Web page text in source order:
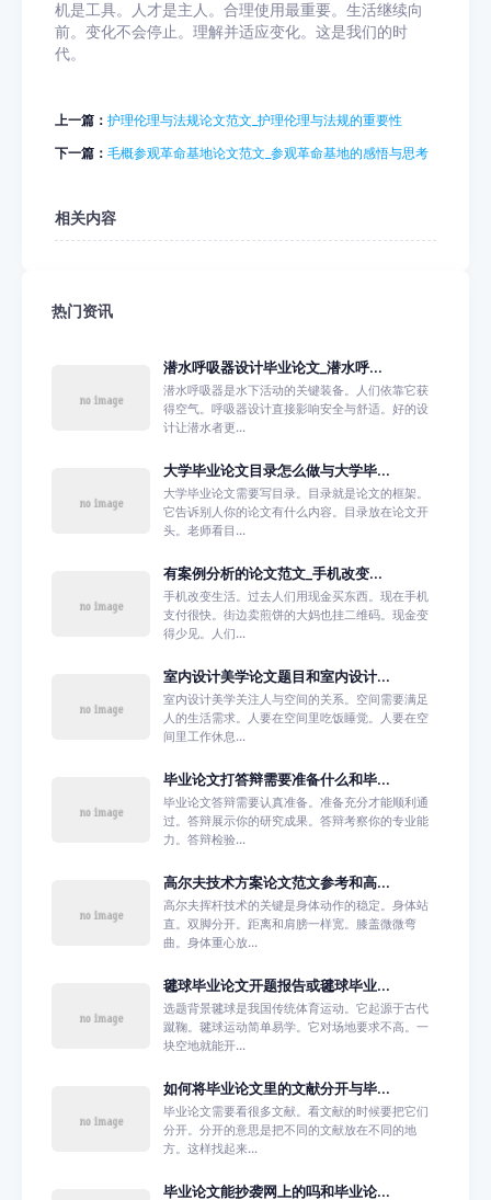
机是工具。人才是主人。合理使用最重要。生活继续向
前。变化不会停止。理解并适应变化。这是我们的时
代。
上一篇： 护理伦理与法规论文范文_护理伦理与法规的重要性
下一篇： 毛概参观革命基地论文范文_参观革命基地的感悟与思考
相关内容
热门资讯
潜水呼吸器设计毕业论文_潜水呼...
潜水呼吸器是水下活动的关键装备。人们依靠它获
得空气。呼吸器设计直接影响安全与舒适。好的设
计让潜水者更...
大学毕业论文目录怎么做与大学毕...
大学毕业论文需要写目录。目录就是论文的框架。
它告诉别人你的论文有什么内容。目录放在论文开
头。老师看目...
有案例分析的论文范文_手机改变...
手机改变生活。过去人们用现金买东西。现在手机
支付很快。街边卖煎饼的大妈也挂二维码。现金变
得少见。人们...
室内设计美学论文题目和室内设计...
室内设计美学关注人与空间的关系。空间需要满足
人的生活需求。人要在空间里吃饭睡觉。人要在空
间里工作休息...
毕业论文打答辩需要准备什么和毕...
毕业论文答辩需要认真准备。准备充分才能顺利通
过。答辩展示你的研究成果。答辩考察你的专业能
力。答辩检验...
高尔夫技术方案论文范文参考和高...
高尔夫挥杆技术的关键是身体动作的稳定。身体站
直。双脚分开。距离和肩膀一样宽。膝盖微微弯
曲。身体重心放...
毽球毕业论文开题报告或毽球毕业...
选题背景毽球是我国传统体育运动。它起源于古代
蹴鞠。毽球运动简单易学。它对场地要求不高。一
块空地就能开...
如何将毕业论文里的文献分开与毕...
毕业论文需要看很多文献。看文献的时候要把它们
分开。分开的意思是把不同的文献放在不同的地
方。这样找起来...
毕业论文能抄袭网上的吗和毕业论...